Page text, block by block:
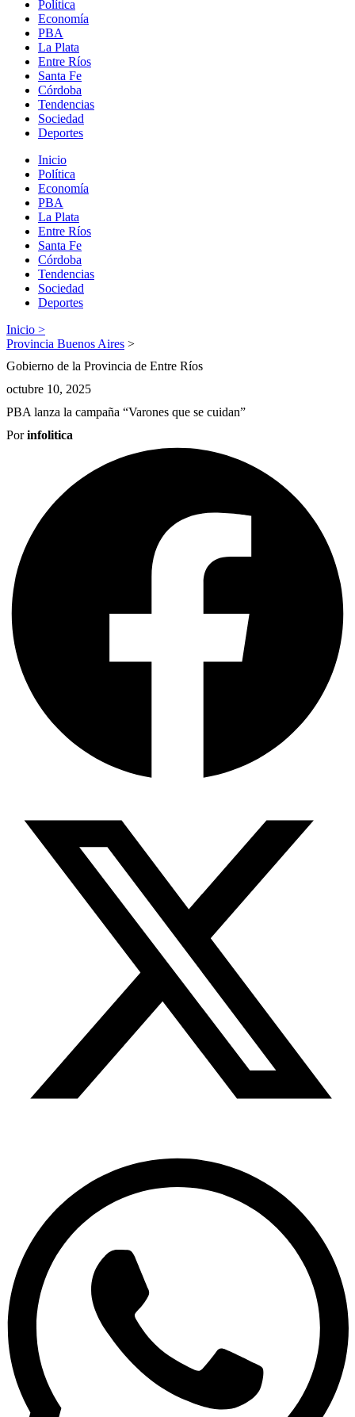
Política
Economía
PBA
La Plata
Entre Ríos
Santa Fe
Córdoba
Tendencias
Sociedad
Deportes
Inicio
Política
Economía
PBA
La Plata
Entre Ríos
Santa Fe
Córdoba
Tendencias
Sociedad
Deportes
Inicio >
Provincia Buenos Aires >
Gobierno de la Provincia de Entre Ríos
octubre 10, 2025
PBA lanza la campaña “Varones que se cuidan”
Porinfolitica